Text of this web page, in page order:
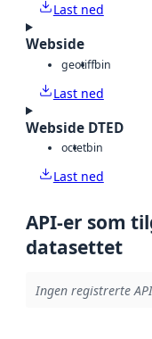
Last ned
Webside
geotiffbin
Last ned
Webside DTED
octetbin
Last ned
API-er som
datasettet
Ingen registrerte